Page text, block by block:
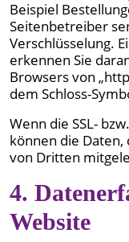
Beispiel
Seitenbetreiber
Verschlüsselung.
erkennen Sie
Browsers von
dem Schloss-
Wenn die SSL-
können die
von Dritten
4.
Website